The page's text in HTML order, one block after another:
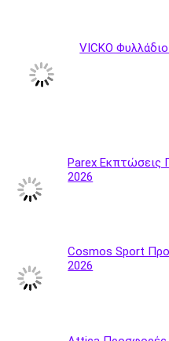
VICKO
Parex Εκπτώσεις
2026
Cosmos Sport
2026